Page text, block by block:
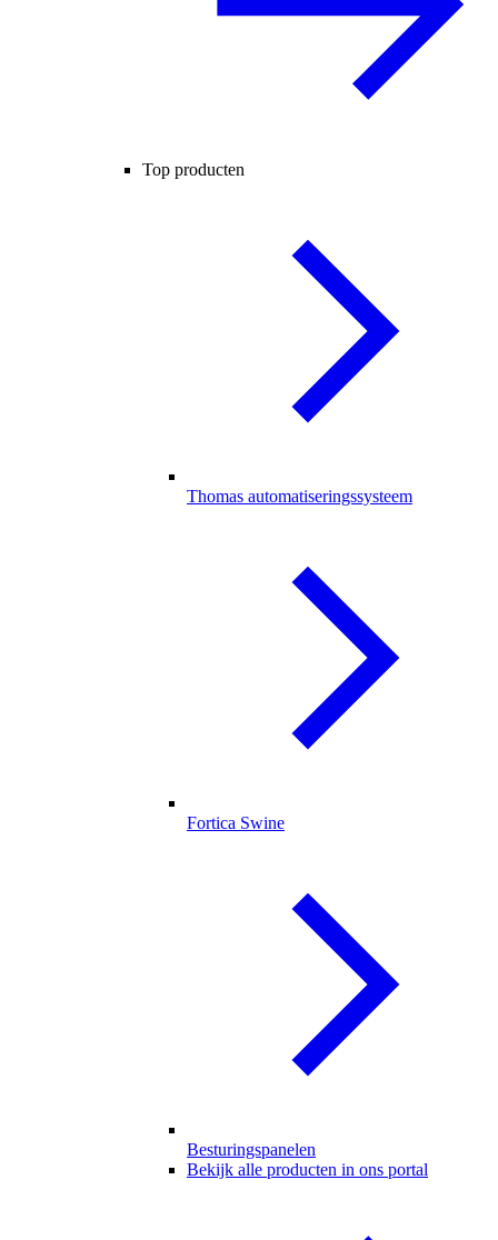
Top producten
Thomas automatiseringssysteem
Fortica Swine
Besturingspanelen
Bekijk alle producten in ons portal